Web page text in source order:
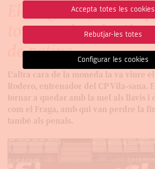
El Fraga de Jordi
torna a alçar la
de patins
L'altra cara de la moneda la va viure
Rodero, entrenador del CP Vila-sana.
tornar a quedar amb la mel als llavis i
com el Fraga, amb qui van perdre la
també als penals.
Accepta totes les cookies
Rebutjar-les totes
Configurar les cookies